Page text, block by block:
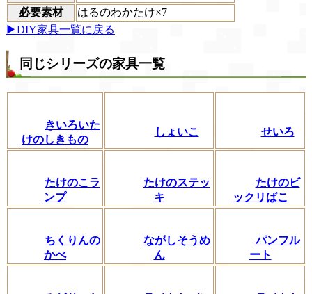
必要素材
はるのわかたけ×7
▶DIY家具一覧に戻る
同じシリーズの家具一覧
きいろいた
けのしきもの
しょいこ せいろ
たけのこラ
ンプ
たけのステッ
キ
たけのビ
ックリばこ
ちくりんの
かべ
ながしそうめ
ん
パンフル
ート